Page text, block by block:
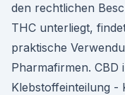
den rechtlichen
THC unterliegt,
praktische
Pharmafirmen. CBD
Klebstoffeinteilung -